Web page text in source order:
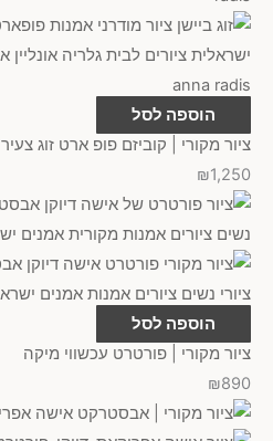
הוספה לסל
ציור מקורי | קוביזם פופ ארט זוג צעיר
₪1,250
הוספה לסל
ציור מקורי | פורטרט עכשווי מיקה
₪890